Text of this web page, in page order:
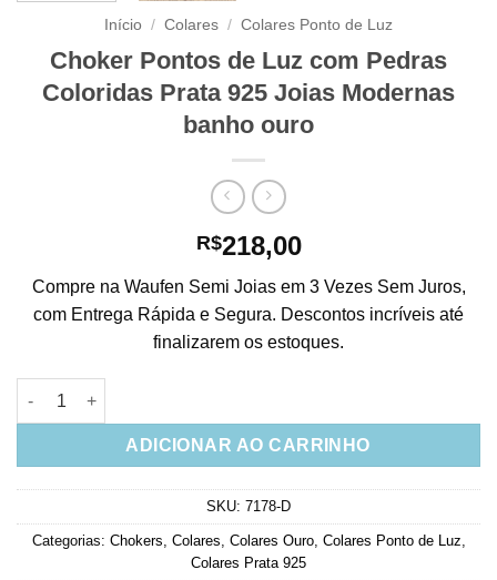
Início / Colares / Colares Ponto de Luz
Choker Pontos de Luz com Pedras
Coloridas Prata 925 Joias Modernas
banho ouro
R$218,00
Compre na Waufen Semi Joias em 3 Vezes Sem Juros,
com Entrega Rápida e Segura. Descontos incríveis até
finalizarem os estoques.
Choker Pontos de Luz com Pedras Coloridas Prata 925 Joias
ADICIONAR AO CARRINHO
SKU: 7178-D
Categorias: Chokers, Colares, Colares Ouro, Colares Ponto de Luz,
Colares Prata 925